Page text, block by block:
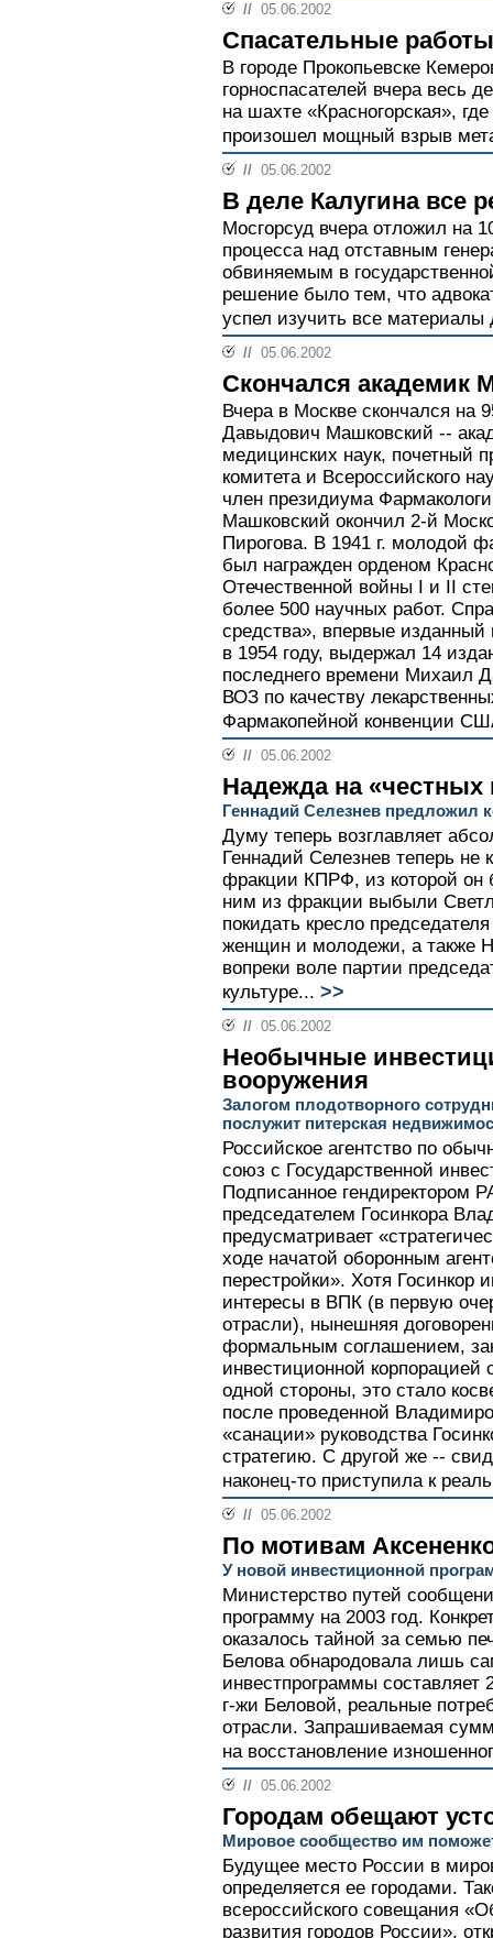
// 05.06.2002
Спасательные
В городе Прокопьевске
горноспасателей вчера весь
на шахте «Красногорская»,
произошел мощный взрыв
// 05.06.2002
В деле Калугина все
Мосгорсуд вчера отложил на
процесса над отставным
обвиняемым в
решение было тем, что
успел изучить все материалы
// 05.06.2002
Скончался академик
Вчера в Москве скончался на
Давыдович Машковский --
медицинских наук, почетный
комитета и Всероссийского
член президиума
Машковский окончил 2-й
Пирогова. В 1941 г. молодой
был награжден орденом
Отечественной войны I и II
более 500 научных работ.
средства», впервые изданный
в 1954 году, выдержал 14
последнего времени Михаил
ВОЗ по качеству
Фармакопейной конвенции
// 05.06.2002
Надежда на
Геннадий Селезнев предложил
Думу теперь возглавляет
Геннадий Селезнев теперь
фракции КПРФ, из которой он
ним из фракции выбыли
покидать кресло
женщин и молодежи, а также
вопреки воле партии
культуре... >>
// 05.06.2002
Необычные
вооружения
Залогом плодотворного
послужит питерская
Российское агентство по
союз с Государственной
Подписанное гендиректором
председателем Госинкора
предусматривает
ходе начатой оборонным
перестройки». Хотя Госинкор
интересы в ВПК (в первую
отрасли), нынешняя
формальным соглашением,
инвестиционной
одной стороны, это стало
после проведенной
«санации» руководства
стратегию. С другой же --
наконец-то приступила к
// 05.06.2002
По мотивам
У новой инвестиционной
Министерство путей
программу на 2003 год.
оказалось тайной за семью
Белова обнародовала лишь
инвестпрограммы
г-жи Беловой, реальные
отрасли. Запрашиваемая
на восстановление
// 05.06.2002
Городам обещают
Мировое сообщество им
Будущее место России в
определяется ее городами.
всероссийского совещания
развития городов России»,